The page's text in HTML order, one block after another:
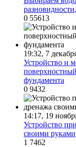
0 55613
19:32, 7
Устройство и
фундамента
0 9432
14:17, 19
Устройство
своими руками
1 7462